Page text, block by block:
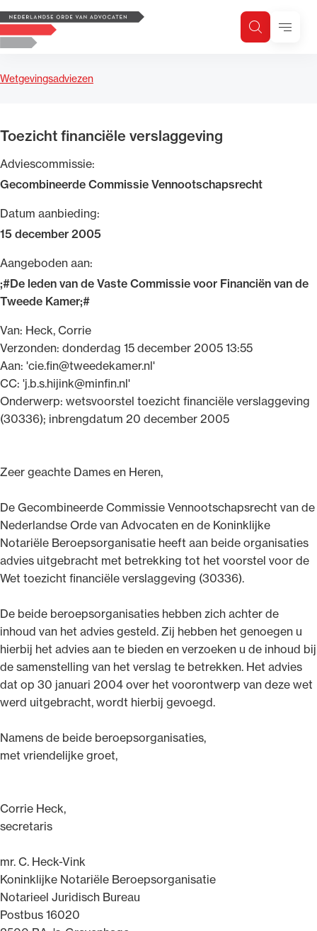
Logo, to the homepage
ZoekenMenu
Wetgevingsadviezen
Toezicht financiële verslaggeving
Adviescommissie:
Gecombineerde Commissie Vennootschapsrecht
Datum aanbieding:
15 december 2005
Aangeboden aan:
;#De leden van de Vaste Commissie voor Financiën van de
Tweede Kamer;#
Van: Heck, Corrie
Verzonden: donderdag 15 december 2005 13:55
Aan: 'cie.fin@tweedekamer.nl'
CC: 'j.b.s.hijink@minfin.nl'
Onderwerp: wetsvoorstel toezicht financiële verslaggeving
(30336); inbrengdatum 20 december 2005
Zeer geachte Dames en Heren,
De Gecombineerde Commissie Vennootschapsrecht van de
Nederlandse Orde van Advocaten en de Koninklijke
Notariële Beroepsorganisatie heeft aan beide organisaties
advies uitgebracht met betrekking tot het voorstel voor de
Wet toezicht financiële verslaggeving (30336).
De beide beroepsorganisaties hebben zich achter de
inhoud van het advies gesteld. Zij hebben het genoegen u
hierbij het advies aan te bieden en verzoeken u de inhoud bij
de samenstelling van het verslag te betrekken. Het advies
dat op 30 januari 2004 over het voorontwerp van deze wet
werd uitgebracht, wordt hierbij gevoegd.
Namens de beide beroepsorganisaties,
met vriendelijke groet,
Corrie Heck,
secretaris
mr. C. Heck-Vink
Koninklijke Notariële Beroepsorganisatie
Notarieel Juridisch Bureau
Postbus 16020
Zoeken
Zoek op trefwoord
Uitgelicht
Alle wet- en regelgeving voor de advocatuur.
Van de Advocatenwet tot de Verordening op
de advocatuur (Voda) en de Regeling op de
advocatuur (Roda).
beroepsuitoefening: van de advocatenpas tot
het rechtsgebiedenregister en